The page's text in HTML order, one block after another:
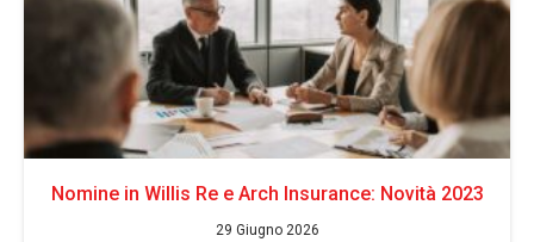
Nomine in Willis Re e Arch Insurance: Novità 2023
29 Giugno 2026